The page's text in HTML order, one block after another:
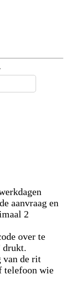
aanvraag en
2
over te
drukt.
van de rit
telefoon wie